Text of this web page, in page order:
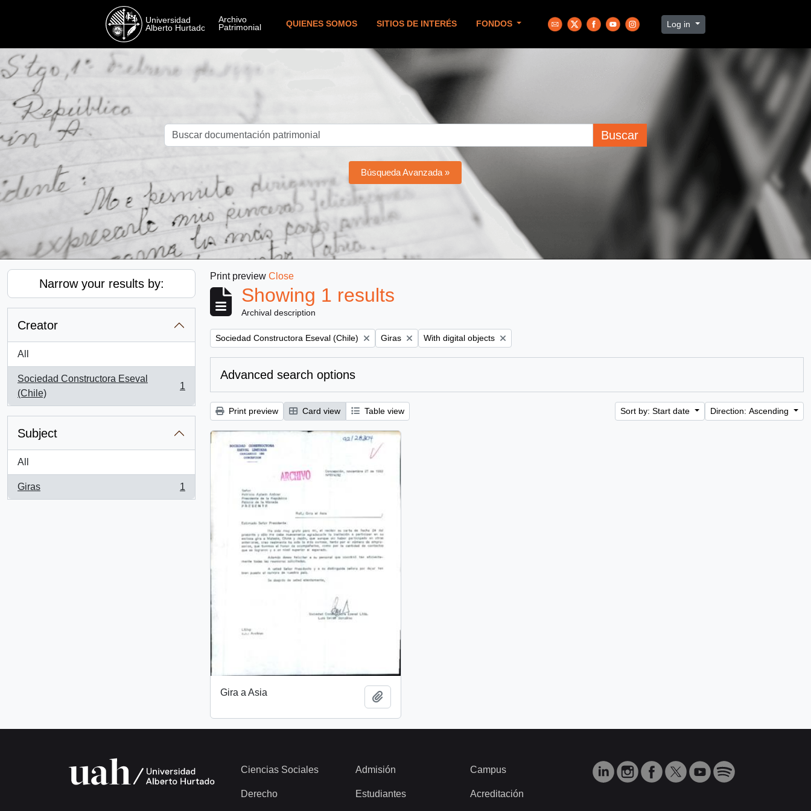
QUIENES SOMOS SITIOS DE INTERÉS FONDOS Log in
Buscar
Búsqueda Avanzada »
Narrow your results by:
Creator
All
Sociedad Constructora Eseval
(Chile)
, 1 results
1
Subject
All
Giras
, 1 results
1
Print preview Close
Showing 1 results
Archival description
Remove filter:
Sociedad Constructora Eseval (Chile) Remove filter:
Giras Remove filter:
With digital objects
Advanced search options
Print preview Card view Table view Sort by: Start date Direction: Ascending
Gira a Asia
Ciencias Sociales
Derecho
Admisión
Estudiantes
Campus
Acreditación